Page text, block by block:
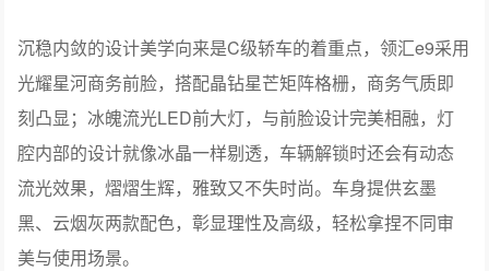
沉稳内敛的设计美学向来是C级轿车的着重点，领汇e9采用
光耀星河商务前脸，搭配晶钻星芒矩阵格栅，商务气质即
刻凸显；冰魄流光LED前大灯，与前脸设计完美相融，灯
腔内部的设计就像冰晶一样剔透，车辆解锁时还会有动态
流光效果，熠熠生辉，雅致又不失时尚。车身提供玄墨
黑、云烟灰两款配色，彰显理性及高级，轻松拿捏不同审
美与使用场景。